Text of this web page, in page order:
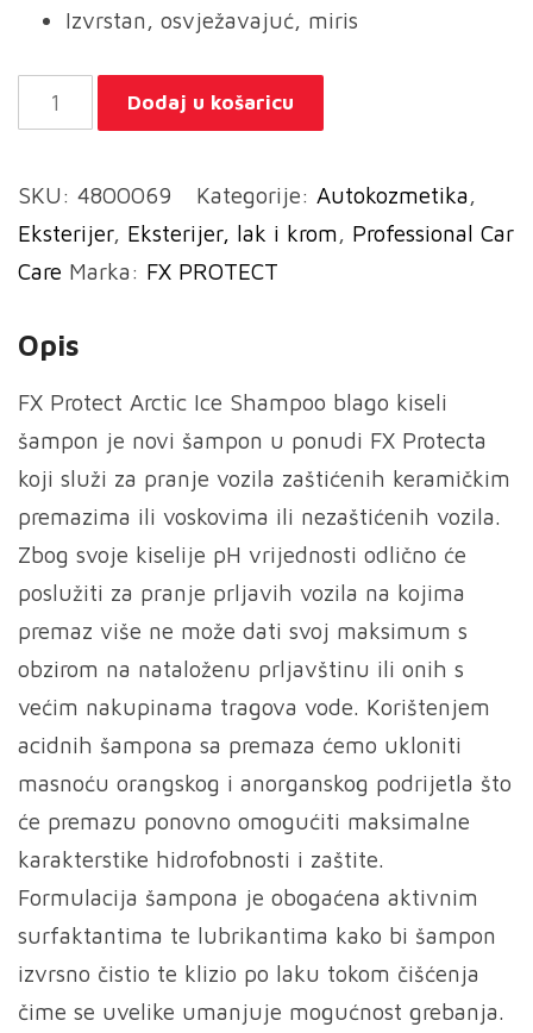
Izvrstan, osvježavajuć, miris
PROTECT
Ice
Šampon
500ml
blago
kiseli
šampon
količina
Dodaj u košaricu
SKU: 4800069 Kategorije: Autokozmetika,
Eksterijer, Eksterijer, lak i krom, Professional Car
Care Marka: FX PROTECT
Opis
FX Protect Arctic Ice Shampoo blago kiseli
šampon je novi šampon u ponudi FX Protecta
koji služi za pranje vozila zaštićenih keramičkim
premazima ili voskovima ili nezaštićenih vozila.
Zbog svoje kiselije pH vrijednosti odlično će
poslužiti za pranje prljavih vozila na kojima
premaz više ne može dati svoj maksimum s
obzirom na nataloženu prljavštinu ili onih s
većim nakupinama tragova vode. Korištenjem
acidnih šampona sa premaza ćemo ukloniti
masnoću orangskog i anorganskog podrijetla što
će premazu ponovno omogućiti maksimalne
karakterstike hidrofobnosti i zaštite.
Formulacija šampona je obogaćena aktivnim
surfaktantima te lubrikantima kako bi šampon
izvrsno čistio te klizio po laku tokom čišćenja
čime se uvelike umanjuje mogućnost grebanja.